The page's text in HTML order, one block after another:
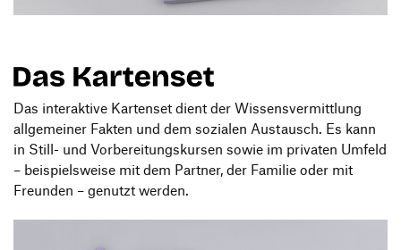
Das interaktive Kartenset dient der Wissensvermittlung
allgemeiner Fakten und dem sozialen Austausch. Es kann
in Still- und Vorbereitungskursen sowie im privaten Umfeld
– beispielsweise mit dem Partner, der Familie oder mit
Freunden – genutzt werden.